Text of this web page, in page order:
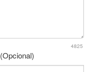
4825
(Opcional)